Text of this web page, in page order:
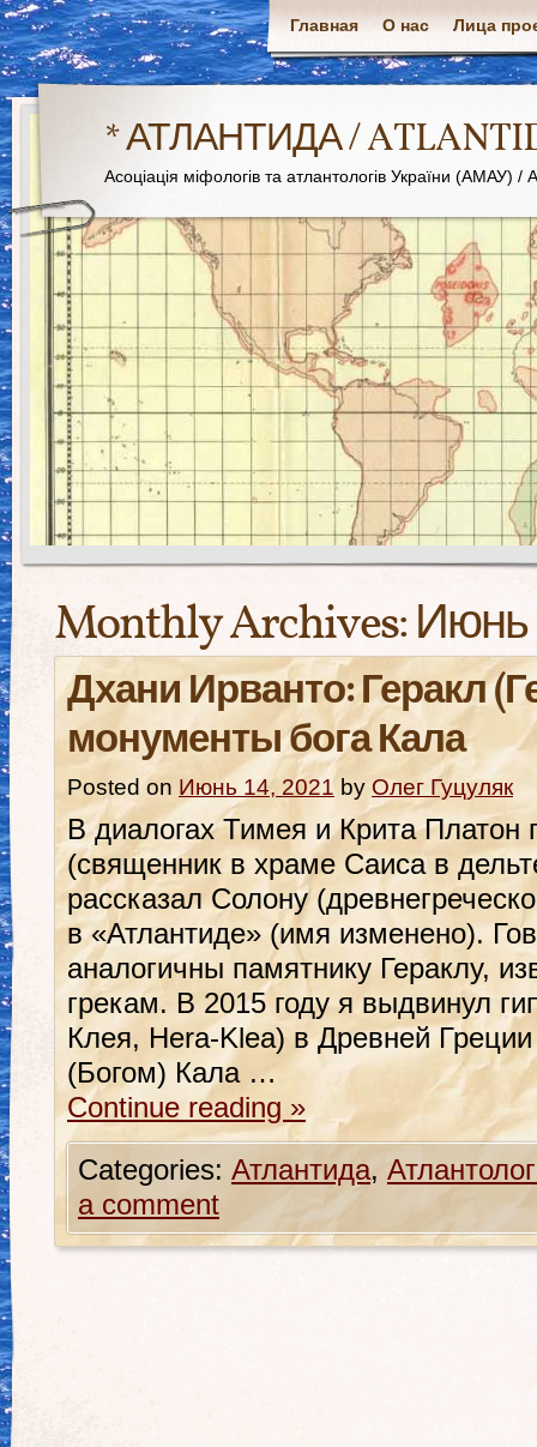
Главная О нас Лица
* АТЛАНТИДА /
Асоціація міфологів та атлантологів України
Monthly Archives:Июнь
Дхани Ирванто: Геракл
монументы бога Кала
Posted on Июнь 14, 2021 by Олег Гуцуляк
В диалогах Тимея и Крита Платон
(священник в храме Саиса в
рассказал Солону
в «Атлантиде» (имя изменено).
аналогичны памятнику Гераклу,
грекам. В 2015 году я выдвинул
Клея, Hera-Klea) в Древней
(Богом) Кала …
Continue reading »
Categories: Атлантида,
a comment